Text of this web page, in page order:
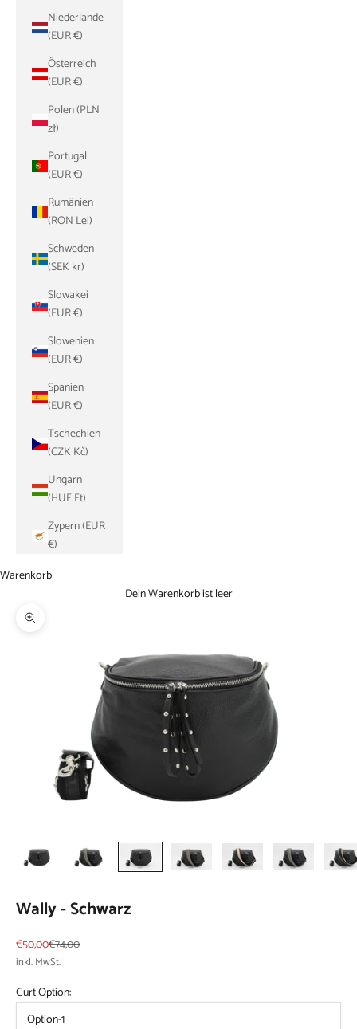
Niederlande
(EUR €)
Österreich
(EUR €)
Polen (PLN
zł)
Portugal
(EUR €)
Rumänien
(RON Lei)
Schweden
(SEK kr)
Slowakei
(EUR €)
Slowenien
(EUR €)
Spanien
(EUR €)
Tschechien
(CZK Kč)
Ungarn
(HUF Ft)
Zypern (EUR
€)
Warenkorb
Dein Warenkorb ist leer
Bild vergrößern
Wally - Schwarz
Angebot
€50,00Regulärer Preis
€74,00
inkl. MwSt.
Gurt Option:
Option-1